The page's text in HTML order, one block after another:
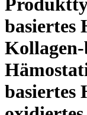
basiertes
Kollagen-
basiertes